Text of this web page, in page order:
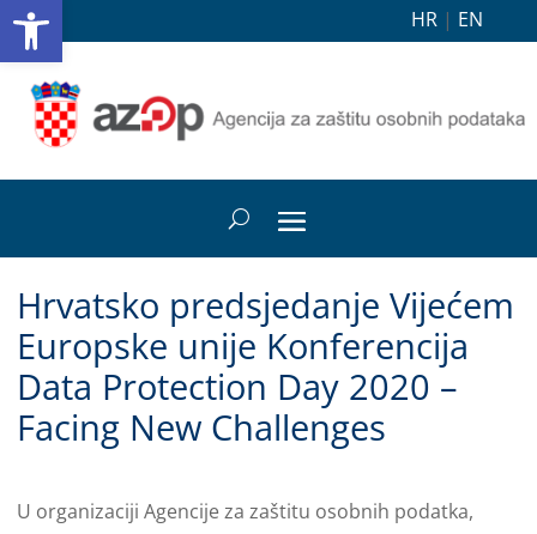
HR | EN
Hrvatsko predsjedanje Vijećem
Europske unije Konferencija
Data Protection Day 2020 –
Facing New Challenges
U organizaciji Agencije za zaštitu osobnih podatka,